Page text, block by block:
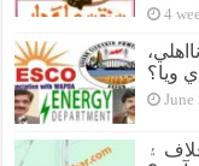
4
June
۽